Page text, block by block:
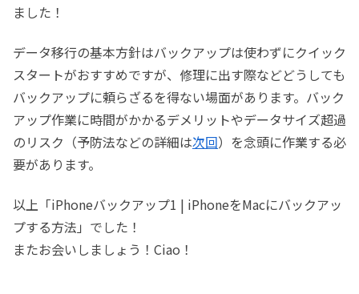
ました！
データ移行の基本方針はバックアップは使わずにクイック
スタートがおすすめですが、修理に出す際などどうしても
バックアップに頼らざるを得ない場面があります。バック
アップ作業に時間がかかるデメリットやデータサイズ超過
のリスク（予防法などの詳細は次回）を念頭に作業する必
要があります。
以上「iPhoneバックアップ1 | iPhoneをMacにバックアッ
プする方法」でした！
またお会いしましょう！Ciao！